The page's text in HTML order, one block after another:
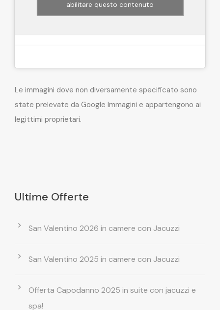
abilitare questo contenuto
Le immagini dove non diversamente specificato sono
state prelevate da Google Immagini e appartengono ai
legittimi proprietari.
Ultime Offerte
San Valentino 2026 in camere con Jacuzzi
San Valentino 2025 in camere con Jacuzzi
Offerta Capodanno 2025 in suite con jacuzzi e
spa!